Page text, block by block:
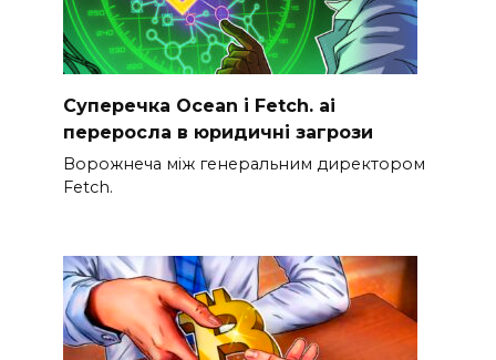
Суперечка Ocean і Fetch. ai
переросла в юридичні загрози
Ворожнеча між генеральним директором
Fetch.